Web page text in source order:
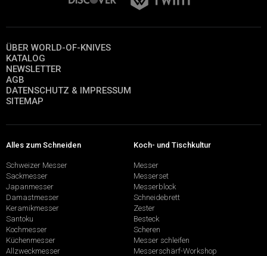
ÜBER WORLD-OF-KNIVES
KATALOG
NEWSLETTER
AGB
DATENSCHUTZ & IMPRESSUM
SITEMAP
Alles zum Schneiden
Schweizer Messer
Sackmesser
Japanmesser
Damastmesser
Keramikmesser
Santoku
Kochmesser
Küchenmesser
Allzweckmesser
Koch- und Tischkultur
Messer
Messerset
Messerblock
Schneidebrett
Zester
Besteck
Scheren
Messer schleifen
Messerschärf-Workshop